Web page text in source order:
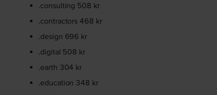
.consulting 508 kr
.contractors 468 kr
.design 696 kr
.digital 508 kr
.earth 304 kr
.education 348 kr